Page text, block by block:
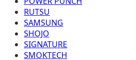
RUTSU
SAMSUNG
SHOJO
SIGNATURE
SMOKTECH